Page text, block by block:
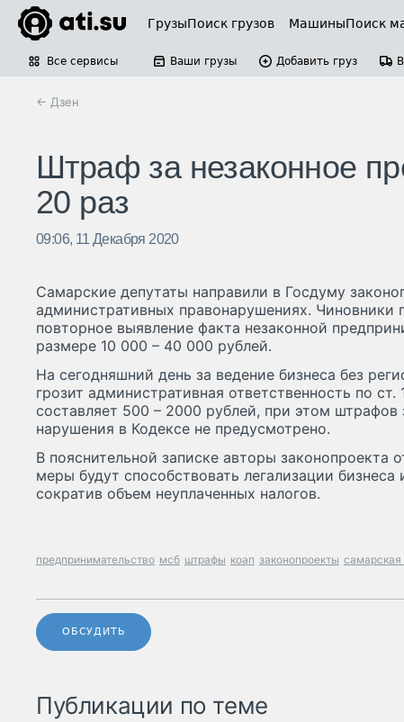
ГрузыПоиск грузов МашиныПоиск
Все сервисы Ваши грузы Добавить груз
← Дзен
Штраф за незаконное
20 раз
09:06, 11 Декабря 2020
Самарские депутаты направили в Госдуму
административных правонарушениях. Чиновники
повторное выявление факта незаконной
размере 10 000 – 40 000 рублей.
На сегодняшний день за ведение бизнеса без
грозит административная ответственность по
составляет 500 – 2000 рублей, при этом штрафов
нарушения в Кодексе не предусмотрено.
В пояснительной записке авторы законопроекта
меры будут способствовать легализации бизнеса
сократив объем неуплаченных налогов.
предпринимательство мсб штрафы коап законопроекты самарская
ОБСУДИТЬ
Публикации по теме